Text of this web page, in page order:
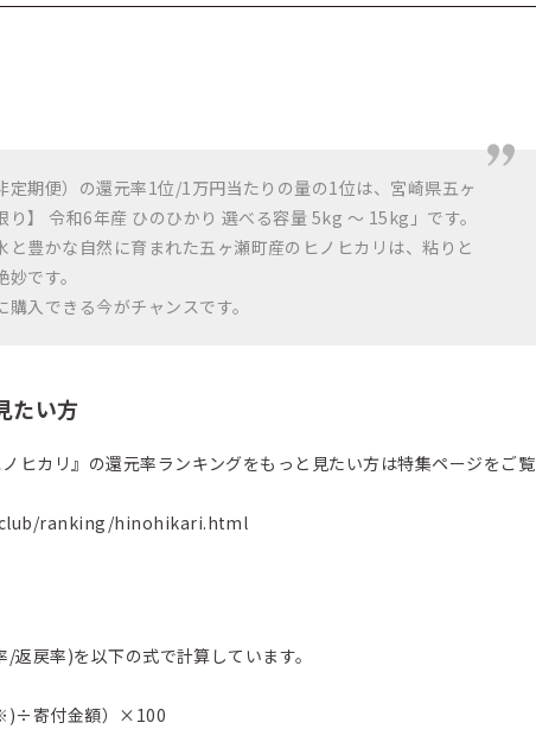
定期便）の還元率1位/1万円当たりの量の1位は、宮崎県五ヶ
り】 令和6年産 ひのひかり 選べる容量 5kg ～ 15kg」です。
と豊かな自然に育まれた五ヶ瀬町産のヒノヒカリは、粘りと
です。
入できる今がチャンスです。
たい方
ヒカリ』の還元率ランキングをもっと見たい方は特集ページをご覧
ranking/hinohikari.html
返戻率)を以下の式で計算しています。
寄付金額）×100